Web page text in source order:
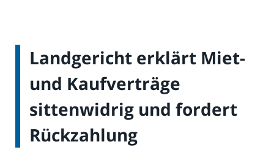
Landgericht erklärt Miet-
und Kaufverträge
sittenwidrig und fordert
Rückzahlung